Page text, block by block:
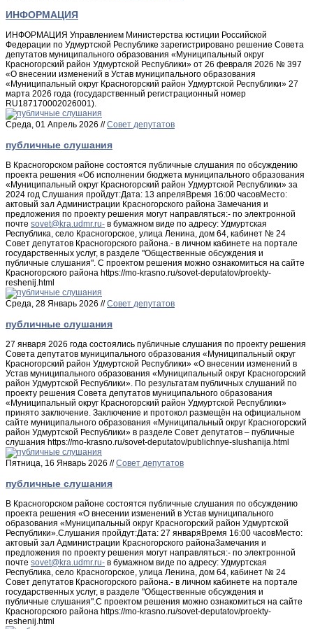
ИНФОРМАЦИЯ
ИНФОРМАЦИЯ Управлением Министерства юстиции Российской
Федерации по Удмуртской Республике зарегистрировано решение Совета
депутатов муниципального образования «Муниципальный округ
Красногорский район Удмуртской Республики» от 26 февраля 2026 № 397
«О внесении изменений в Устав муниципального образования
«Муниципальный округ Красногорский район Удмуртской Республики» 27
марта 2026 года (государственный регистрационный номер
RU187170002026001).
Среда, 01 Апрель 2026 //Совет депутатов
публичные слушания
В Красногорском районе состоятся публичные слушания по обсуждению
проекта решения «Об исполнении бюджета муниципального образования
«Муниципальный округ Красногорский район Удмуртской Республики» за
2024 год Слушания пройдут:Дата: 13 апреляВремя 16:00 часовМесто:
актовый зал Администрации Красногорского района Замечания и
предложения по проекту решения могут направляться:- по электронной
почте
в бумажном виде по адресу: Удмуртская
Республика, село Красногорское, улица Ленина, дом 64, кабинет № 24
Совет депутатов Красногорского района.- в личном кабинете на портале
государственных услуг, в разделе "Общественные обсуждения и
публичные слушания". С проектом решения можно ознакомиться на сайте
Красногорского района https://mo-krasno.ru/sovet-deputatov/proekty-
reshenij.html
Среда, 28 Январь 2026 //Совет депутатов
публичные слушания
27 января 2026 года состоялись публичные слушания по проекту решения
Совета депутатов муниципального образования «Муниципальный округ
Красногорский район Удмуртской Республики» «О внесении изменений в
Устав муниципального образования «Муниципальный округ Красногорский
район Удмуртской Республики». По результатам публичных слушаний по
проекту решения Совета депутатов муниципального образования
«Муниципальный округ Красногорский район Удмуртской Республики»
принято заключение. Заключение и протокол размещён на официальном
сайте муниципального образования «Муниципальный округ Красногорский
район Удмуртской Республики» в разделе Совет депутатов – публичные
слушания https://mo-krasno.ru/sovet-deputatov/publichnye-slushanija.html
Пятница, 16 Январь 2026 //Совет депутатов
публичные слушания
В Красногорском районе состоятся публичные слушания по обсуждению
проекта решения «О внесении изменений в Устав муниципального
образования «Муниципальный округ Красногорский район Удмуртской
Республики».Слушания пройдут:Дата: 27 январяВремя 16:00 часовМесто:
актовый зал Администрации Красногорского районаЗамечания и
предложения по проекту решения могут направляться:- по электронной
почте
в бумажном виде по адресу: Удмуртская
Республика, село Красногорское, улица Ленина, дом 64, кабинет № 24
Совет депутатов Красногорского района.- в личном кабинете на портале
государственных услуг, в разделе "Общественные обсуждения и
публичные слушания".С проектом решения можно ознакомиться на сайте
Красногорского района https://mo-krasno.ru/sovet-deputatov/proekty-
reshenij.html